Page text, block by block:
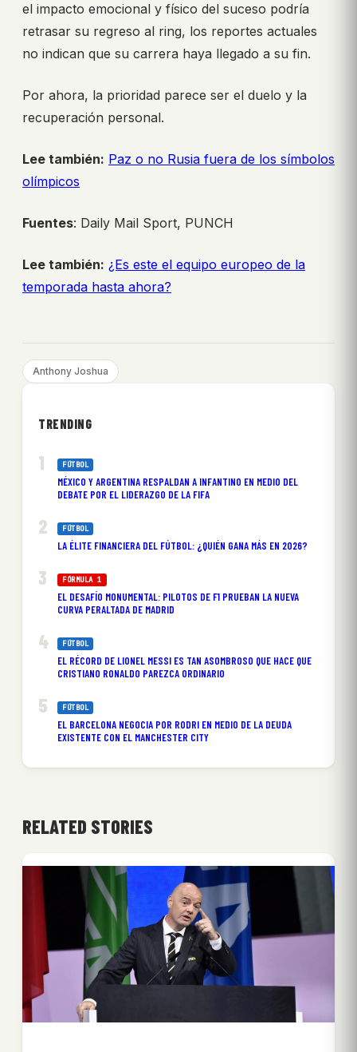
el impacto emocional y físico del suceso podría
retrasar su regreso al ring, los reportes actuales
no indican que su carrera haya llegado a su fin.
Por ahora, la prioridad parece ser el duelo y la
recuperación personal.
Lee también: Paz o no Rusia fuera de los símbolos
olímpicos
Fuentes: Daily Mail Sport, PUNCH
Lee también: ¿Es este el equipo europeo de la
temporada hasta ahora?
Anthony Joshua
TRENDING
FÚTBOL
MÉXICO Y ARGENTINA RESPALDAN A INFANTINO EN MEDIO DEL
DEBATE POR EL LIDERAZGO DE LA FIFA
FÚTBOL
LA ÉLITE FINANCIERA DEL FÚTBOL: ¿QUIÉN GANA MÁS EN 2026?
FÓRMULA 1
EL DESAFÍO MONUMENTAL: PILOTOS DE F1 PRUEBAN LA NUEVA
CURVA PERALTADA DE MADRID
FÚTBOL
EL RÉCORD DE LIONEL MESSI ES TAN ASOMBROSO QUE HACE QUE
CRISTIANO RONALDO PAREZCA ORDINARIO
FÚTBOL
EL BARCELONA NEGOCIA POR RODRI EN MEDIO DE LA DEUDA
EXISTENTE CON EL MANCHESTER CITY
RELATED STORIES